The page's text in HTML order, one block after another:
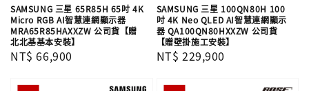
SAMSUNG 三星 65R85H 65吋 4K
Micro RGB AI智慧連網顯示器
MRA65R85HAXXZW 公司貨【贈
北北基基本安裝】
Regular
NT$ 66,900
SAMSUNG 三星 100QN80H 100
吋 4K Neo QLED AI智慧連網顯示
器 QA100QN80HXXZW 公司貨
【贈壁掛施工安裝】
Regular
NT$ 229,900